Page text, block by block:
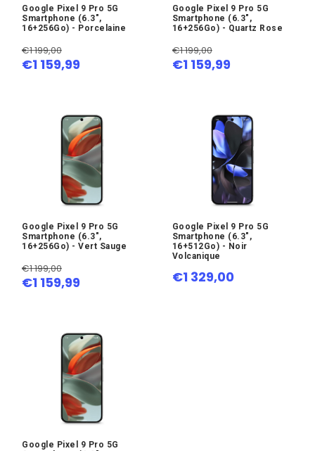
Google Pixel 9 Pro 5G
Smartphone (6.3",
16+256Go) - Porcelaine
€1 159,99
€1 199,00
Google Pixel 9 Pro 5G
Smartphone (6.3",
16+256Go) - Quartz Rose
€1 159,99
€1 199,00
Google Pixel 9 Pro 5G
Smartphone (6.3",
16+256Go) - Vert Sauge
€1 159,99
€1 199,00
Google Pixel 9 Pro 5G
Smartphone (6.3",
16+512Go) - Noir
Volcanique
€1 329,00
Google Pixel 9 Pro 5G